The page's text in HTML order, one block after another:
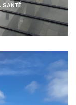
SANTÉ